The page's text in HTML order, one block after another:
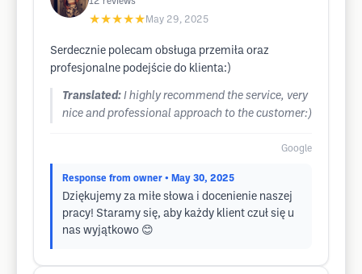
★★★★★ May 29, 2025
Serdecznie polecam obsługa przemiła oraz
profesjonalne podejście do klienta:)
Translated: I highly recommend the service, very
nice and professional approach to the customer:)
Google
Response from owner • May 30, 2025
Dziękujemy za miłe słowa i docenienie naszej
pracy! Staramy się, aby każdy klient czuł się u
nas wyjątkowo 😊